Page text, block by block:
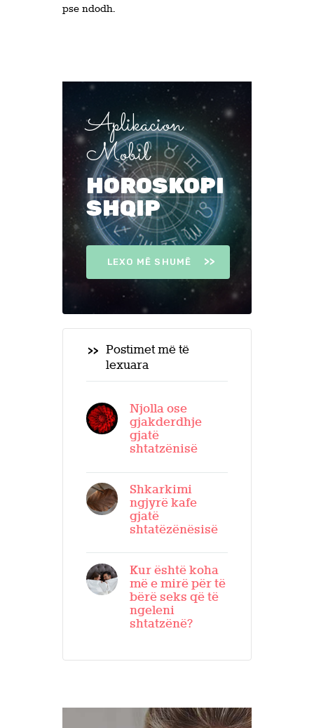
pse ndodh.
Aplikacion
Mobil
HOROSKOPI
SHQIP
LEXO MË SHUMË
Postimet më të
lexuara
Njolla ose
gjakderdhje
gjatë
shtatzënisë
Shkarkimi
ngjyrë kafe
gjatë
shtatëzënësisë
Kur është koha
më e mirë për të
bërë seks që të
ngeleni
shtatzënë?